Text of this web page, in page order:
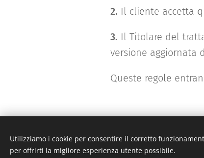
2. Il cliente accetta
3. Il Titolare del
versione aggiornata
Queste regole
Utilizziamo i cookie per consentire il corretto
per offrirti la migliore esperienza utente possibile.